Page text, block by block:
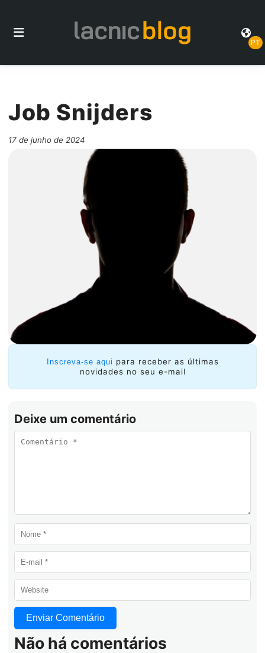
PT
Job Snijders
17 de junho de 2024
Inscreva-se aqui para receber as últimas
novidades no seu e-mail
Deixe um comentário
Não há comentários